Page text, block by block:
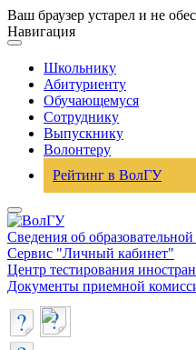
Ваш браузер устарел и не
Навигация
Школьнику
Абитуриенту
Обучающемуся
Сотруднику
Выпускнику
Волонтеру
Рейтинг в ВолГУ
Сведения об
Сервис "Личный кабинет"
Центр тестирования
Документы приемной